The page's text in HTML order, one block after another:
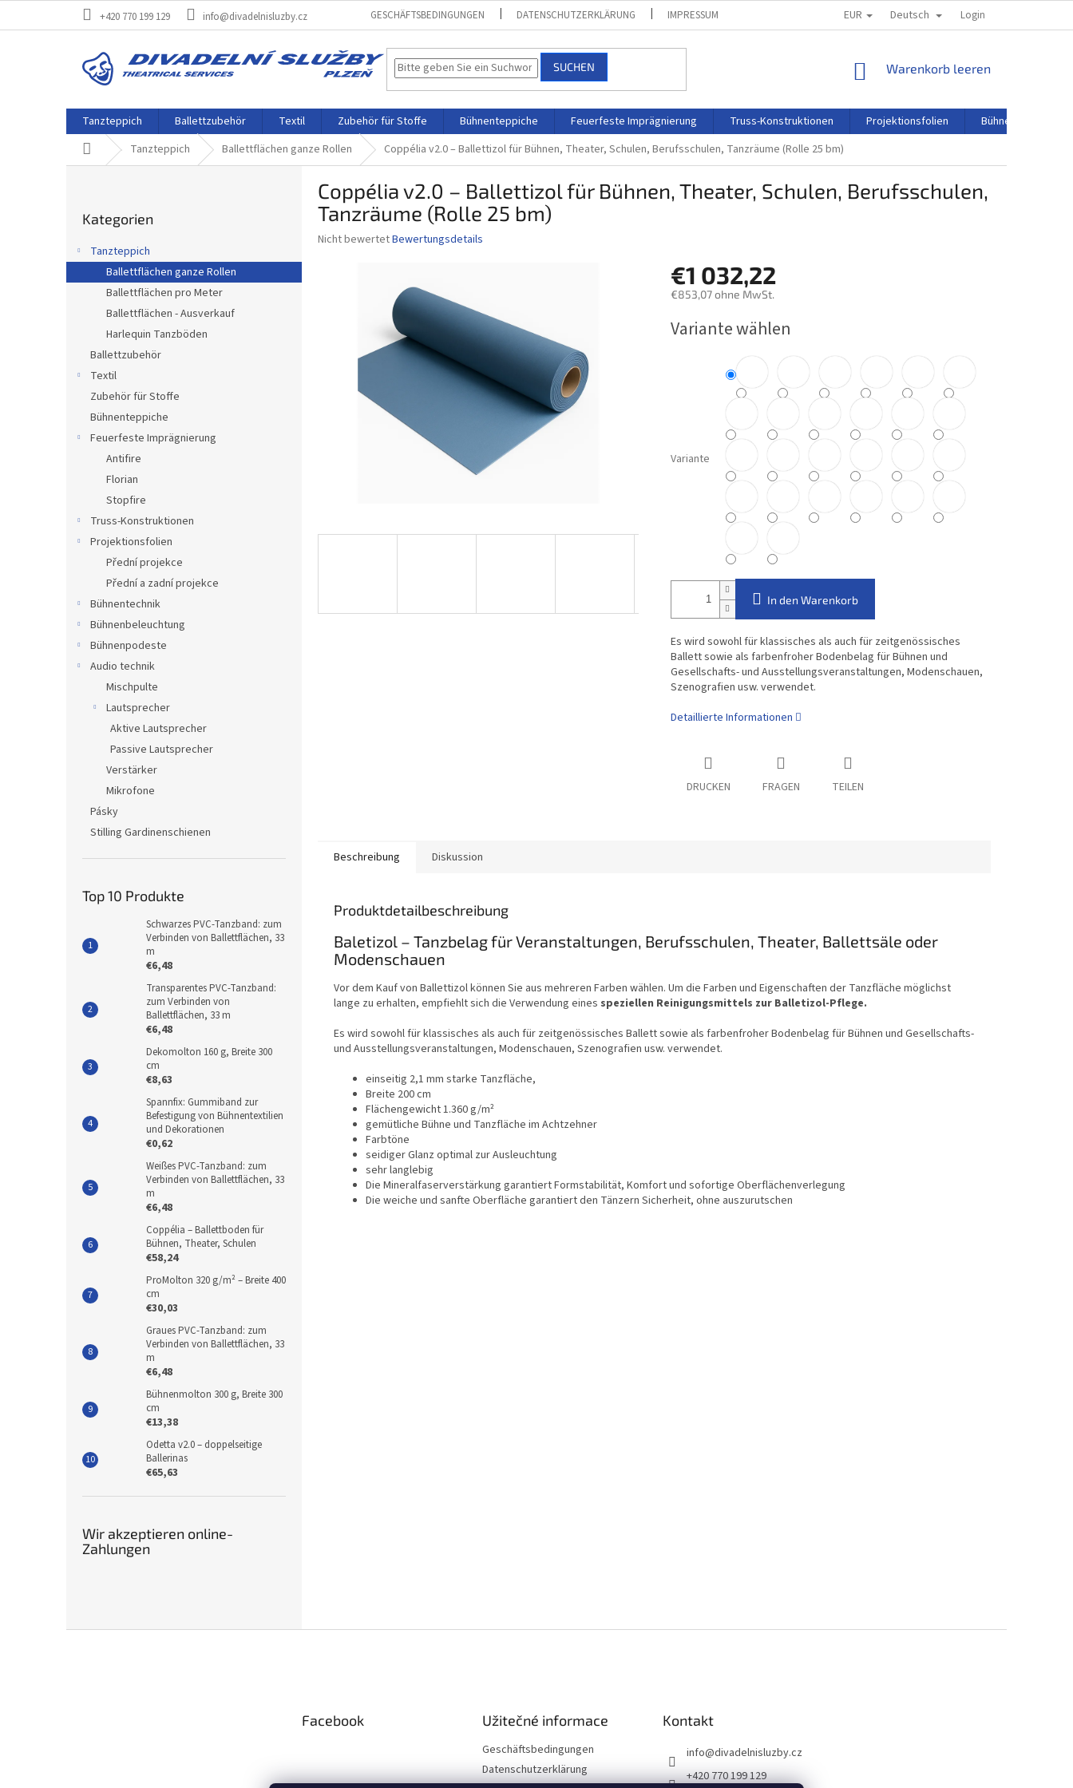
+420 770 199 129 info@divadelnisluzby.cz GESCHÄFTSBEDINGUNGEN DATENSCHUTZERKLÄRUNG IMPRESSUM REKLAMATIONSORDNUNG
EUR Deutsch Login
SUCHEN WARENKORB
Warenkorb leeren
Tanzteppich Ballettzubehör Textil Zubehör für Stoffe Bühnenteppiche Feuerfeste Imprägnierung Truss-Konstruktionen Projektionsfolien
Bühnentechnik
StartseiteTanzteppich Ballettflächen ganze Rollen Coppélia v2.0 – Ballettizol für Bühnen, Theater, Schulen, Berufsschulen, Tanzräume (Rolle 25 bm)
n
l
überspringen
Kategorien
Tanzteppich
Ballettflächen ganze Rollen
Ballettflächen pro Meter
Ballettflächen - Ausverkauf
Harlequin Tanzböden
Ballettzubehör
Textil
Zubehör für Stoffe
Bühnenteppiche
Feuerfeste Imprägnierung
Antifire
Florian
Stopfire
Truss-Konstruktionen
Projektionsfolien
Přední projekce
Přední a zadní projekce
Bühnentechnik
Bühnenbeleuchtung
Bühnenpodeste
Audio technik
Mischpulte
Lautsprecher
Aktive Lautsprecher
Passive Lautsprecher
Verstärker
Mikrofone
Pásky
Stilling Gardinenschienen
Top 10 Produkte
Schwarzes PVC-Tanzband: zum
Verbinden von Ballettflächen, 33
m
€6,48
Transparentes PVC-Tanzband:
zum Verbinden von
Ballettflächen, 33 m
€6,48
Dekomolton 160 g, Breite 300
cm
€8,63
Spannfix: Gummiband zur
Befestigung von Bühnentextilien
und Dekorationen
€0,62
Weißes PVC-Tanzband: zum
Verbinden von Ballettflächen, 33
m
€6,48
Coppélia – Ballettboden für
Bühnen, Theater, Schulen
€58,24
ProMolton 320 g/m² – Breite 400
cm
€30,03
Graues PVC-Tanzband: zum
Verbinden von Ballettflächen, 33
m
€6,48
Bühnenmolton 300 g, Breite 300
cm
€13,38
Odetta v2.0 – doppelseitige
Ballerinas
€65,63
Wir akzeptieren online-
Zahlungen
Coppélia v2.0 – Ballettizol für Bühnen, Theater, Schulen, Berufsschulen,
Tanzräume (Rolle 25 bm)
Die
Nicht bewertetBewertungsdetails
€1 032,22
€853,07 ohne MwSt.
Variante wählen
Variante
In den Warenkorb
Es wird sowohl für klassisches als auch für zeitgenössisches
Ballett sowie als farbenfroher Bodenbelag für Bühnen und
Gesellschafts- und Ausstellungsveranstaltungen, Modenschauen,
Szenografien usw. verwendet.
Detaillierte Informationen
DRUCKEN FRAGEN TEILEN
Beschreibung Diskussion
Produktdetailbeschreibung
Baletizol – Tanzbelag für Veranstaltungen, Berufsschulen, Theater, Ballettsäle oder
Modenschauen
Vor dem Kauf von Ballettizol können Sie aus mehreren Farben wählen. Um die Farben und Eigenschaften der Tanzfläche möglichst
lange zu erhalten, empfiehlt sich die Verwendung eines speziellen Reinigungsmittels zur Balletizol-Pflege.
Es wird sowohl für klassisches als auch für zeitgenössisches Ballett sowie als farbenfroher Bodenbelag für Bühnen und Gesellschafts-
und Ausstellungsveranstaltungen, Modenschauen, Szenografien usw. verwendet.
einseitig 2,1 mm starke Tanzfläche,
Breite 200 cm
Flächengewicht 1.360 g/m²
gemütliche Bühne und Tanzfläche im Achtzehner
Farbtöne
seidiger Glanz optimal zur Ausleuchtung
sehr langlebig
Die Mineralfaserverstärkung garantiert Formstabilität, Komfort und sofortige Oberflächenverlegung
Die weiche und sanfte Oberfläche garantiert den Tänzern Sicherheit, ohne auszurutschen
Facebook Užitečné informace
Geschäftsbedingungen
Datenschutzerklärung
Kontakt
info@divadelnisluzby.cz
+420 770 199 129